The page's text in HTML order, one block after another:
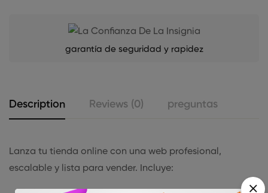
garantía de seguridad y rapidez
Description Reviews (0) preguntas
Lanza tu tienda online con una web profesional,
escalable y lista para vender. Incluye: